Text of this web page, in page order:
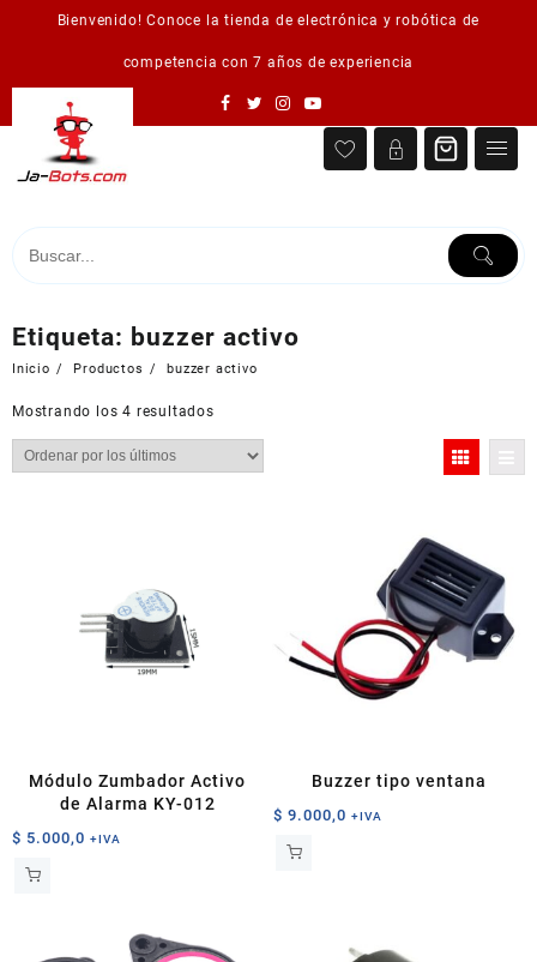
Bienvenido! Conoce la tienda de electrónica y robótica de
competencia con 7 años de experiencia
Etiqueta: buzzer activo
Inicio Productos buzzer activo
Mostrando los 4 resultadosOrdenado
por
Módulo Zumbador Activo
de Alarma KY-012
$ 5.000,0 +IVA
Buzzer tipo ventana
$ 9.000,0 +IVA